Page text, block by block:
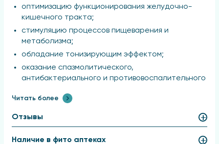
оптимизацию функционирования желудочно-
кишечного тракта;
стимуляцию процессов пищеварения и
метаболизма;
обладание тонизирующим эффектом;
оказание спазмолитического,
антибактериального и противовоспалительного
Крапива лист, укроп плоды, пырей ползучий,
александрийский лист, ромашка, плоды
Читать более
Отзывы
Наличие в фито аптеках